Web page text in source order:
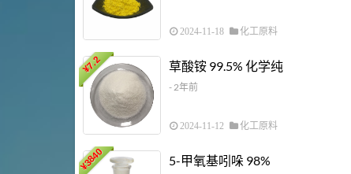
2024-11-18 化工原料
¥
7.2 草酸铵 99.5% 化学纯
- 2年前
2024-11-12 化工原料
¥
3840 5-甲氧基吲哚 98%